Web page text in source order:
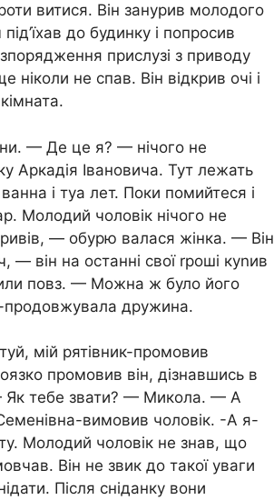
витися. Він занурив молодого
до будинку і попросив
прислузі з приводу
не спав. Він відкрив очі і
— Де це я? — нічого не
Аркадія Івановича. Тут лежать
і туа лет. Поки помийтеся і
Молодий чоловік нічого не
— обурю валася жінка. — Він
він на останні свої rроші куnив
повз. — Можна ж було його
продовжувала дружина.
мій рятівник-промовив
промовив він, дізнавшись в
— Як тебе звати? — Микола. — А
вимовив чоловік. -А я-
Молодий чоловік не знав, що
Він не звик до такої уваги
Після сніданку вони